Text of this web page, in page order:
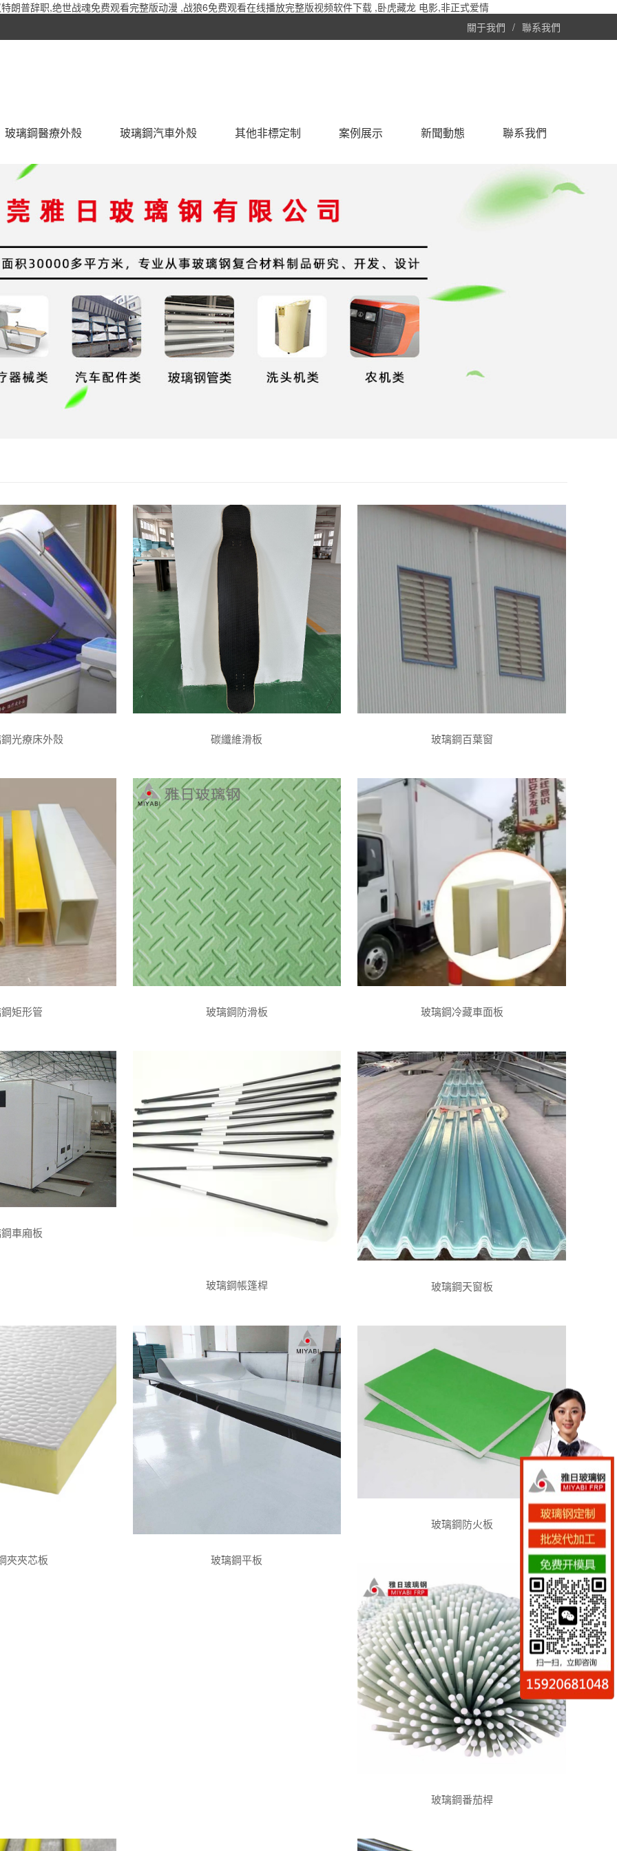
朗普辞职,绝世战魂免费观看完整版动漫 ,战狼6免费观看在线播放完整版视频软件下载 ,卧虎藏龙 电影,非正式爱情
關于我們 / 聯系我們
玻璃鋼醫療外殼 玻璃鋼汽車外殼 其他非標定制 案例展示 新聞動態 聯系我們
光療床外殼 碳纖維滑板 玻璃鋼百葉窗
矩形管 玻璃鋼防滑板 玻璃鋼冷藏車面板
車廂板
玻璃鋼帳篷桿 玻璃鋼天窗板
夾夾芯板 玻璃鋼平板
玻璃鋼防火板
玻璃鋼番茄桿